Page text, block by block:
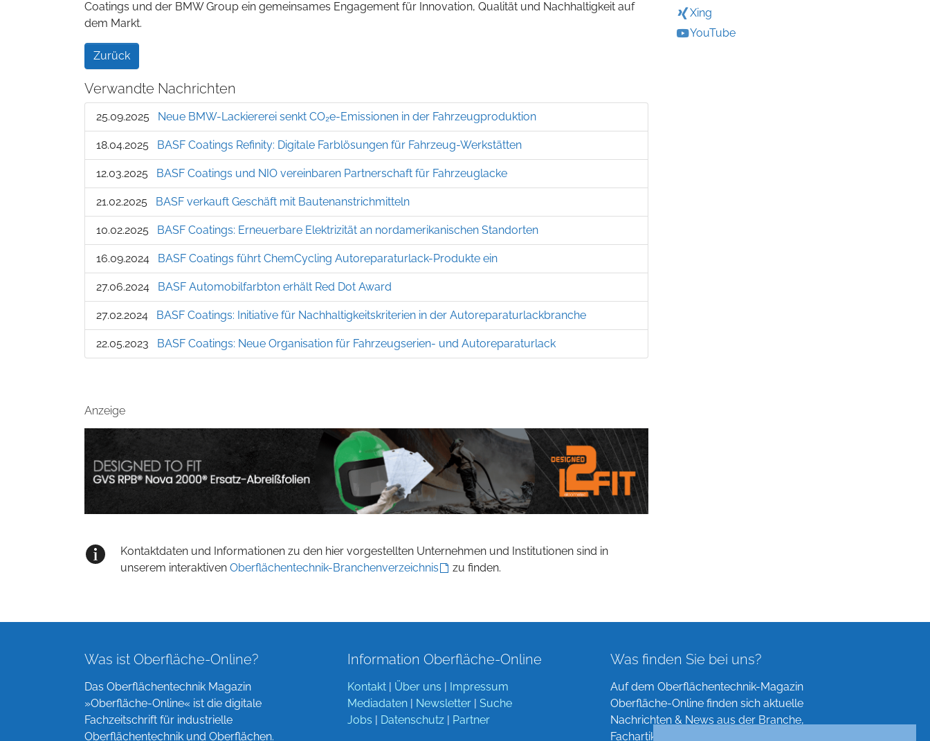
Coatings und der BMW Group ein gemeinsames Engagement für Innovation, Qualität und Nachhaltigkeit auf
dem Markt.
Zurück
Verwandte Nachrichten
25.09.2025 Neue BMW-Lackiererei senkt CO₂e-Emissionen in der Fahrzeugproduktion
18.04.2025 BASF Coatings Refinity: Digitale Farblösungen für Fahrzeug-Werkstätten
12.03.2025 BASF Coatings und NIO vereinbaren Partnerschaft für Fahrzeuglacke
21.02.2025 BASF verkauft Geschäft mit Bauten­anstrich­mitteln
10.02.2025 BASF Coatings: Erneuerbare Elektrizität an nordamerikanischen Standorten
16.09.2024 BASF Coatings führt ChemCycling Autoreparatur­lack­-Produkte ein
27.06.2024 BASF Auto­mobil­farb­ton er­hält Red Dot Award
27.02.2024 BASF Coatings: Initiative für Nach­haltig­keits­kriterien in der Auto­reparatur­lackbranche
22.05.2023 BASF Coatings: Neue Organisation für Fahrzeugserien- und Autoreparaturlack
Anzeige
Kontaktdaten und Informationen zu den hier vorgestellten Unternehmen und Institutionen sind in
unserem interaktiven Oberflächentechnik-Branchenverzeichnis zu finden.
Xing
YouTube
Was ist Oberfläche-Online?
Das Oberflächentechnik Magazin
»Oberfläche-Online« ist die digitale
Fachzeitschrift für industrielle
Oberflächentechnik und Oberflächen.
Information Oberfläche-Online
Kontakt Über uns
Impressum
Mediadaten
Newsletter
Suche
Jobs
Datenschutz Partner
Was finden Sie bei uns?
Auf dem Oberflächentechnik-Magazin
Oberfläche-Online finden sich aktuelle
Nachrichten & News aus der Branche,
Fachartikel, Verzeichnisse und mehr!